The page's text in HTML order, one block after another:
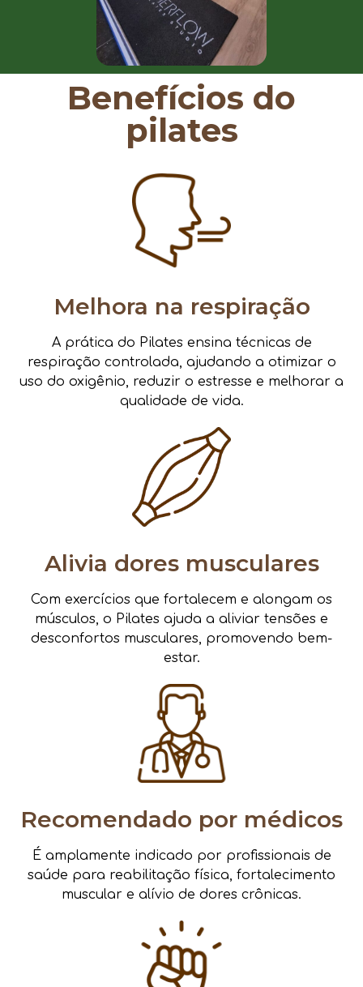
Benefícios do
pilates
Melhora na respiração
A prática do Pilates ensina técnicas de
respiração controlada, ajudando a otimizar o
uso do oxigênio, reduzir o estresse e melhorar a
qualidade de vida.
Alivia dores musculares
Com exercícios que fortalecem e alongam os
músculos, o Pilates ajuda a aliviar tensões e
desconfortos musculares, promovendo bem-
estar.
Recomendado por médicos
É amplamente indicado por profissionais de
saúde para reabilitação física, fortalecimento
muscular e alívio de dores crônicas.